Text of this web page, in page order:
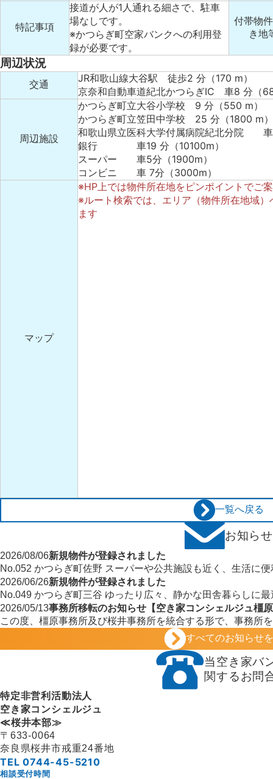
特記事項
接道が人が1人通れる細さで、駐車
場なしです。
※かつらぎ町空家バンクへの利用登
録が必要です。
付帯物
き地
周辺状況
交通
JR和歌山線大谷駅 徒歩2 分（170 m）
京奈和自動車道紀北かつらぎIC 車8 分（
周辺施設
かつらぎ町立大谷小学校 9 分（550 m）
かつらぎ町立笠田中学校 25 分（1800 m）
和歌山県立医科大学付属病院紀北分院 車
銀行 車19 分（10100m）
スーパー 車5分（1900m）
コンビニ 車 7分（3000m）
マップ
※HP上では物件所在地をピンポイントでご
※ルート検索では、エリア（物件所在地域
ます
一覧へ戻る
お知らせ
2026/08/06新規物件が登録されました
No.052 かつらぎ町佐野 スーパーや公共施設も近く、生活に
2026/06/26新規物件が登録されました
No.049 かつらぎ町三谷 ゆったり広々、静かな田舎暮らしに
2026/05/13事務所移転のお知らせ【空き家コンシェルジュ橿
この度、橿原事務所及び桜井事務所を統合する形で、事務所
い、橿原事務所は 令和8年5月22日（金）から令和8年5月
いただきます。 何卒ご理解ご了承のほどよろしくお願い申し
すべてのお知らせ
当空き家バ
関するお問
特定非営利活動法人
空き家コンシェルジュ
≪桜井本部≫
〒633-0064
奈良県桜井市戒重24番地
TEL 0744-45-5210
相談受付時間